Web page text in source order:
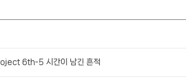
6th-5 시간이 남긴 흔적